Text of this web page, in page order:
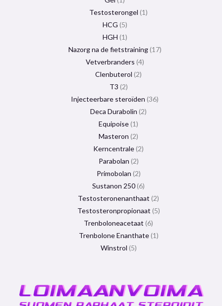
Testosterongel 1
HCG 5
HGH 1
Nazorg na de fietstraining 17
Vetverbranders 4
Clenbuterol 2
T3 2
Injecteerbare steroïden 36
Deca Durabolin 2
Equipoise 1
Masteron 2
Kerncentrale 2
Parabolan 2
Primobolan 2
Sustanon 250 6
Testosteronenanthaat 2
Testosteronpropionaat 5
Trenboloneacetaat 6
Trenbolone Enanthate 1
Winstrol 5